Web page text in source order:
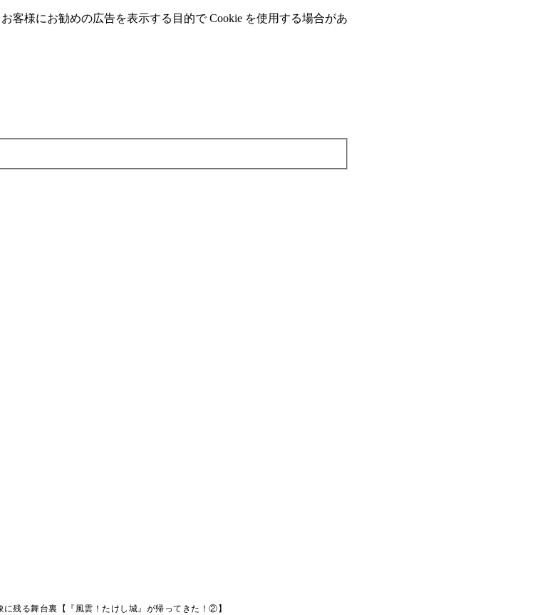
客様にお勧めの広告を表⽰する⽬的で Cookie を使⽤する場合があ
残る舞台裏【『風雲！たけし城』が帰ってきた！②】